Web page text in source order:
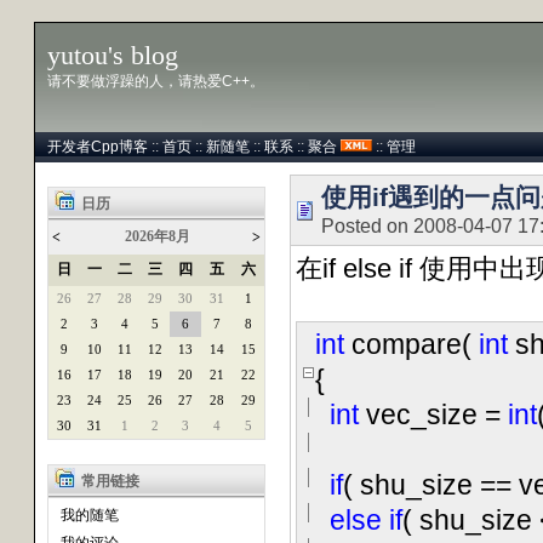
yutou's blog
请不要做浮躁的人，请热爱C++。
开发者Cpp博客 :: 首页 :: 新随笔 :: 联系 :: 聚合 :: 管理
日历
<
2026年8月
>
日
一 二 三 四 五 六
26 27 28 29 30 31
1
2
3 4 5 6 7
8
9
10 11 12 13 14
15
16
17 18 19 20 21
22
23
24 25 26 27 28
29
30
31 1 2 3 4 5
常用链接
我的随笔
使用if遇到的一点
Posted on 2008-04-07
在if else if 使用中出
intcompare( int
{
intvec_size = int
if( shu_size ==
else if( shu_size